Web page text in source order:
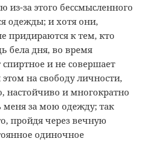
из-за этого бессмысленного
одежды; и хотя они,
придираются к тем, кто
бела дня, во время
и не совершает
на свободу личности,
настойчиво и многократно
меня за мою одежду; так
пройдя через вечную
одиночное